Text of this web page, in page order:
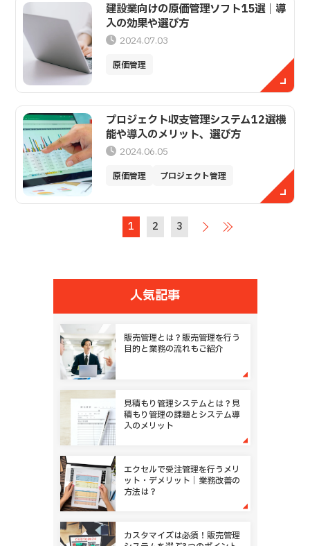
建設業向けの原価管理ソフト15選｜導
入の効果や選び方
2024.07.03
原価管理
プロジェクト収支管理システム12選│機
能や導入のメリット、選び方
2024.06.05
原価管理 プロジェクト管理
1 2 3
人気記事
販売管理とは？販売管理を行う
目的と業務の流れもご紹介
見積もり管理システムとは？見
積もり管理の課題とシステム導
入のメリット
エクセルで受注管理を行うメリ
ット・デメリット｜業務改善の
方法は？
カスタマイズは必須！販売管理